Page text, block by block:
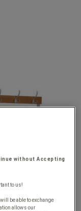
without Accepting
to us!
be able to exchange
allows our